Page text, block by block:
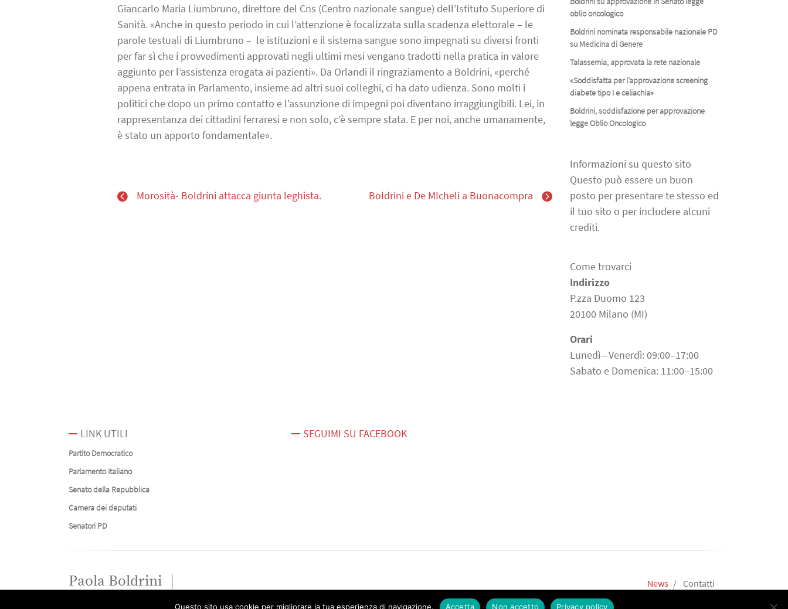
Giancarlo Maria Liumbruno, direttore del Cns (Centro nazionale sangue) dell’Istituto Superiore di
Sanità. «Anche in questo periodo in cui l’attenzione è focalizzata sulla scadenza elettorale – le
parole testuali di Liumbruno – le istituzioni e il sistema sangue sono impegnati su diversi fronti
per far sì che i provvedimenti approvati negli ultimi mesi vengano tradotti nella pratica in valore
aggiunto per l’assistenza erogata ai pazienti». Da Orlandi il ringraziamento a Boldrini, «perché
appena entrata in Parlamento, insieme ad altri suoi colleghi, ci ha dato udienza. Sono molti i
politici che dopo un primo contatto e l’assunzione di impegni poi diventano irraggiungibili. Lei, in
rappresentanza dei cittadini ferraresi e non solo, c’è sempre stata. E per noi, anche umanamente,
è stato un apporto fondamentale».
Morosità- Boldrini attacca giunta leghista. Boldrini e De MIcheli a Buonacompra
oblio oncologico
Boldrini nominata responsabile nazionale PD
su Medicina di Genere
Talassemia, approvata la rete nazionale
«Soddisfatta per l’approvazione screening
diabete tipo I e celiachia»
Boldrini, soddisfazione per approvazione
legge Oblio Oncologico
Informazioni su questo sito
Questo può essere un buon
posto per presentare te stesso ed
il tuo sito o per includere alcuni
crediti.
Come trovarci
Indirizzo
P.zza Duomo 123
20100 Milano (MI)
Orari
Lunedì—Venerdì: 09:00–17:00
Sabato e Domenica: 11:00–15:00
LINK UTILI
Partito Democratico
Parlamento Italiano
Senato della Repubblica
Camera dei deputati
Senatori PD
SEGUIMI SU FACEBOOK
Paola Boldrini News Contatti
Questo sito usa cookie per migliorare la tua esperienza di navigazione. Accetta Non accetto Privacy policy